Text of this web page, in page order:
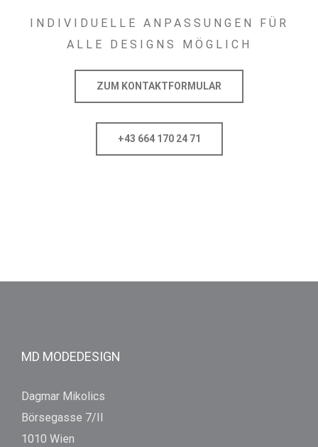
INDIVIDUELLE ANPASSUNGEN FÜR
ALLE DESIGNS MÖGLICH
ZUM KONTAKTFORMULAR
+43 664 170 24 71
MD MODEDESIGN
Dagmar Mikolics
Börsegasse 7/II
1010 Wien